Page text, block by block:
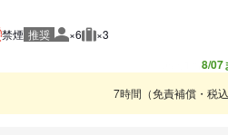
禁煙 推奨 推奨人数
×6 推奨荷物
×3
8/07
7時間（免責補償・税込